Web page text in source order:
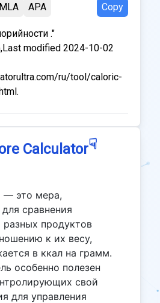
MLA APA Copy
."
modified 2024-10-02
ru/tool/caloric-
Calculator☟
— это мера,
сравнения
разных продуктов
к их весу,
в ккал на грамм.
особенно полезен
свой
для управления